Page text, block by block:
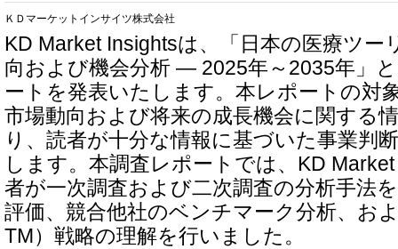
ＫＤマーケットインサイツ株式会社
KD Market Insightsは、「日本の医療ツー
向および機会分析 ― 2025年～2035年」
ートを発表いたします。本レポートの対
市場動向および将来の成長機会に関する
り、読者が十分な情報に基づいた事業判
します。本調査レポートでは、KD
者が一次調査および二次調査の分析手法
評価、競合他社のベンチマーク分析、お
TM）戦略の理解を行いました。